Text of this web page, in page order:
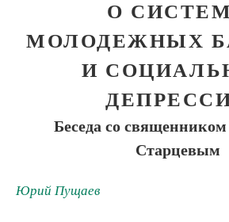
О
МОЛОДЕЖНЫХ
И
Беседа со
Старцевым
Юрий Пущаев